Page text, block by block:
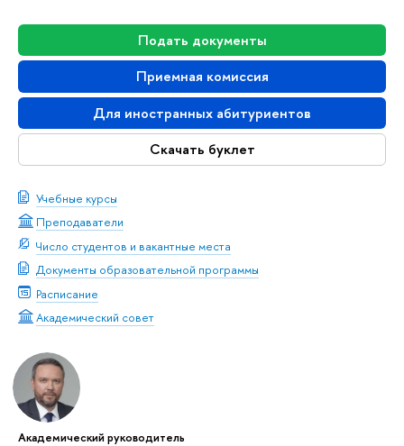
Подать документы
Приемная комиссия
Для иностранных абитуриентов
Скачать буклет
Учебные курсы
Преподаватели
Число студентов и вакантные места
Документы образовательной программы
Расписание
Академический совет
Академический руководитель